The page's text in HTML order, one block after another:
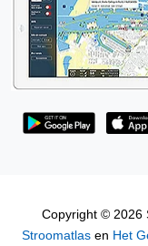
Copyright © 2026
Stroomatlasen Het